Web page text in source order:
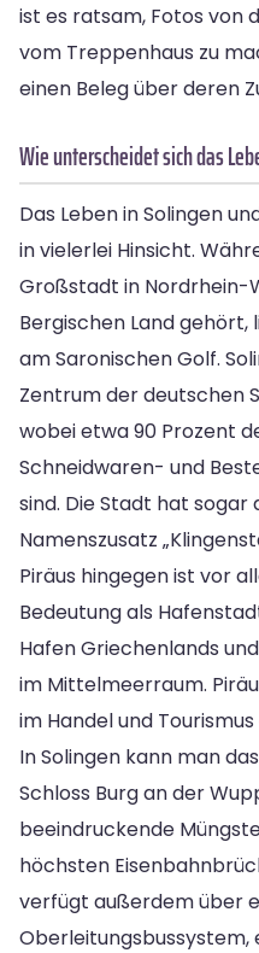
ist es ratsam, Fotos von
vom Treppenhaus zu
einen Beleg über deren
Wie unterscheidet sich das
Das Leben in Solingen
in vielerlei Hinsicht.
Großstadt in Nordrhein-
Bergischen Land gehört,
am Saronischen Golf.
Zentrum der deutschen
wobei etwa 90 Prozent
Schneidwaren- und
sind. Die Stadt hat
Namenszusatz
Piräus hingegen ist vor
Bedeutung als
Hafen Griechenlands
im Mittelmeerraum.
im Handel und Tourismus
In Solingen kann man
Schloss Burg an der
beeindruckende
höchsten
verfügt außerdem über
Oberleitungsbussystem,